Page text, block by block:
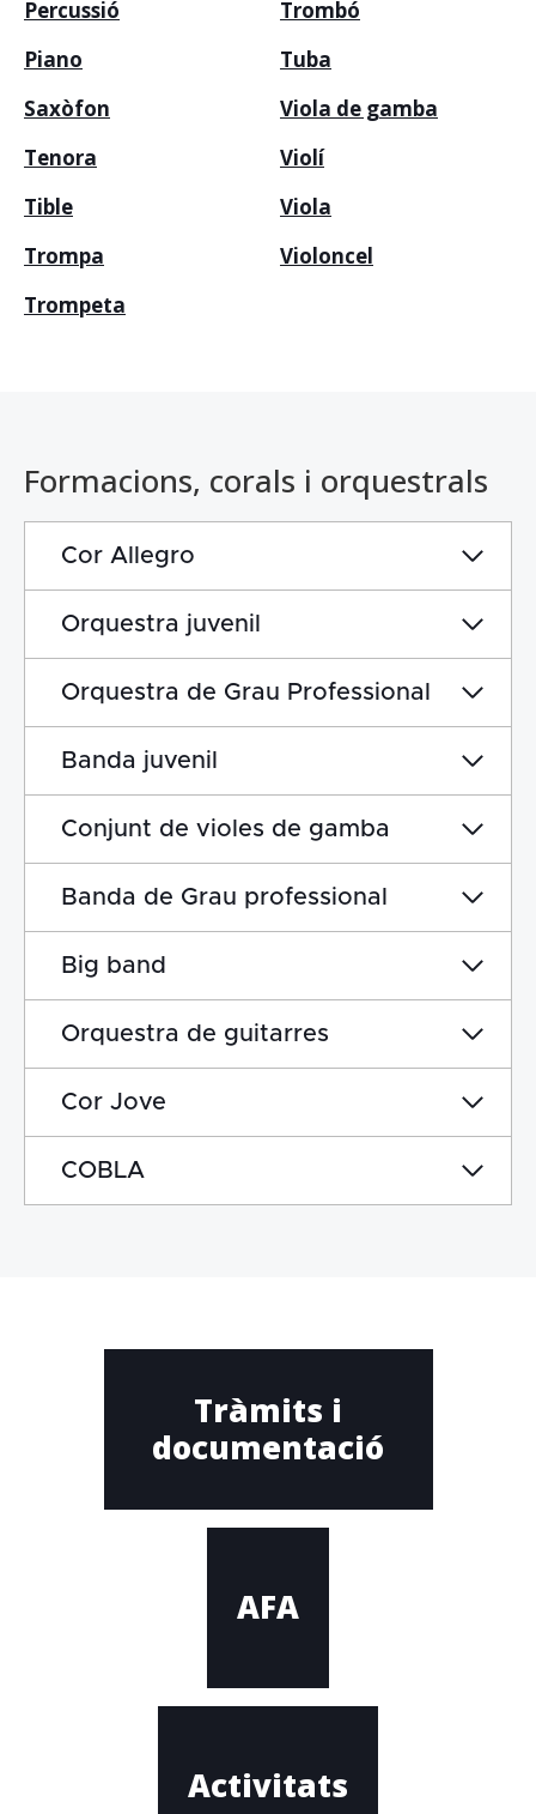
Percussió
Piano
Saxòfon
Tenora
Tible
Trompa
Trompeta
Trombó
Tuba
Viola de gamba
Violí
Viola
Violoncel
Formacions, corals i orquestrals
Cor Allegro
Orquestra juvenil
Orquestra de Grau Professional
Banda juvenil
Conjunt de violes de gamba
Banda de Grau professional
Big band
Orquestra de guitarres
Cor Jove
COBLA
Tràmits i
documentació
AFA
Activitats